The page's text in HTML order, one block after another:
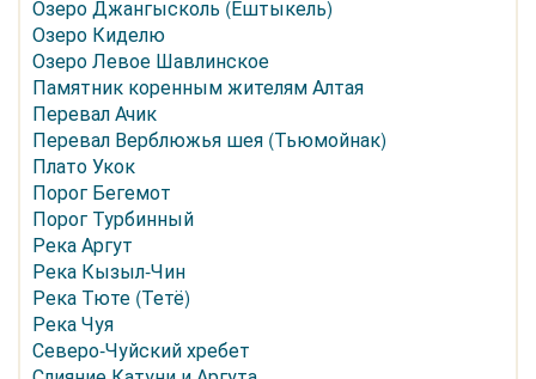
Озеро Джангысколь (Ештыкель)
Озеро Киделю
Озеро Левое Шавлинское
Памятник коренным жителям Алтая
Перевал Ачик
Перевал Верблюжья шея (Тьюмойнак)
Плато Укок
Порог Бегемот
Порог Турбинный
Река Аргут
Река Кызыл-Чин
Река Тюте (Тетё)
Река Чуя
Северо-Чуйский хребет